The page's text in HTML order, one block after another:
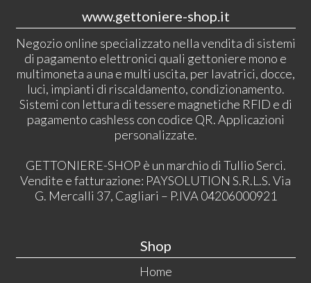
www.gettoniere-shop.it
Negozio online specializzato nella vendita di sistemi
di pagamento elettronici quali gettoniere mono e
multimoneta a una e multi uscita, per lavatrici, docce,
luci, impianti di riscaldamento, condizionamento.
Sistemi con lettura di tessere magnetiche RFID e di
pagamento cashless con codice QR. Applicazioni
personalizzate.
GETTONIERE-SHOP è un marchio di Tullio Serci.
Vendite e fatturazione: PAYSOLUTION S.R.L.S. Via
G. Mercalli 37, Cagliari – P.IVA 04206000921
Shop
Home